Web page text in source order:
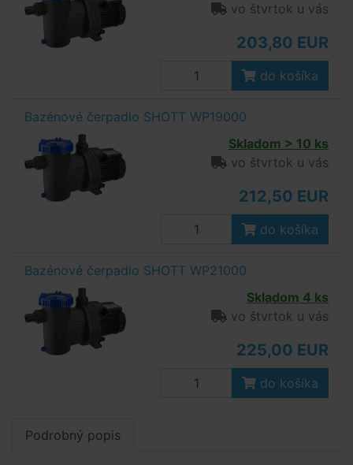
vo štvrtok u vás
203,80 EUR
do košíka
Bazénové čerpadlo SHOTT WP19000
Skladom > 10 ks
vo štvrtok u vás
212,50 EUR
do košíka
Bazénové čerpadlo SHOTT WP21000
Skladom 4 ks
vo štvrtok u vás
225,00 EUR
do košíka
Podrobný popis